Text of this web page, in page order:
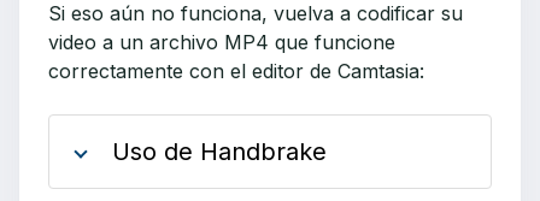
Si eso aún no funciona, vuelva a codificar su
video a un archivo MP4 que funcione
correctamente con el editor de Camtasia:
Uso de Handbrake